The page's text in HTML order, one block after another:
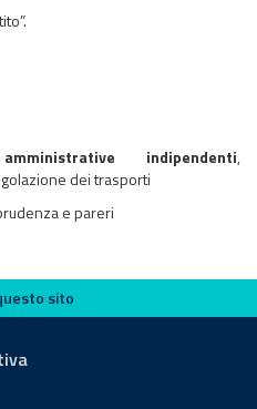
indipendenti,
dei trasporti
e pareri
sito